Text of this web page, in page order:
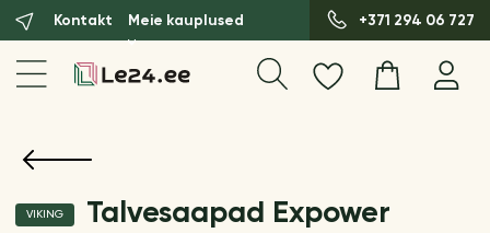
Kontakt Meie kauplused +371 294 06 727
VIKING
Talvesaapad Expower